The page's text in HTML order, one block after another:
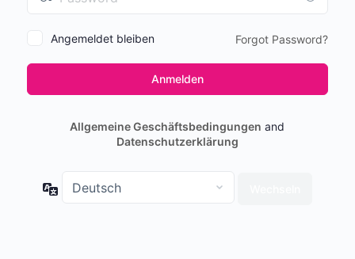
Angemeldet bleiben Forgot Password?
Allgemeine Geschäftsbedingungen and
Datenschutzerklärung
Sprache